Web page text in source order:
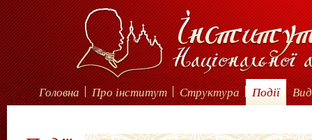
Головна Про інститут Структура Події